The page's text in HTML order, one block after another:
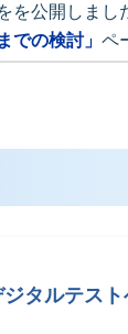
を公開しまし
での検討」 ペ
ジタルテス